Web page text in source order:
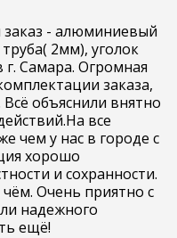
заказ - алюминиевый
2мм), уголок
г. Самара. Огромная
заказа,
объяснили внятно
все
чем у нас в городе с
хорошо
и сохранности.
Очень приятно с
надежного
ещё!